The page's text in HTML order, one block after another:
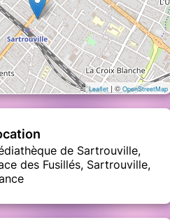
Leaflet | © OpenStreetMap
de Sartrouville,
des Fusillés, Sartrouville,